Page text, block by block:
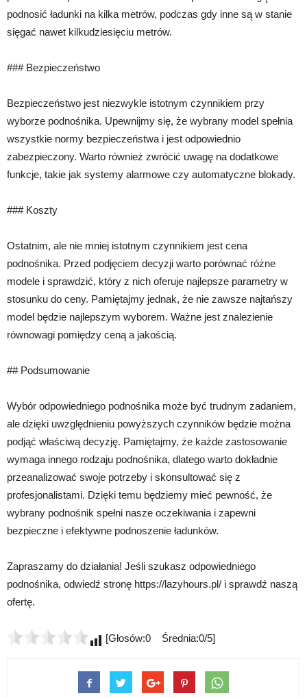
podnosić ładunki na kilka metrów, podczas gdy inne są w stanie
sięgać nawet kilkudziesięciu metrów.
### Bezpieczeństwo
Bezpieczeństwo jest niezwykle istotnym czynnikiem przy
wyborze podnośnika. Upewnijmy się, że wybrany model spełnia
wszystkie normy bezpieczeństwa i jest odpowiednio
zabezpieczony. Warto również zwrócić uwagę na dodatkowe
funkcje, takie jak systemy alarmowe czy automatyczne blokady.
### Koszty
Ostatnim, ale nie mniej istotnym czynnikiem jest cena
podnośnika. Przed podjęciem decyzji warto porównać różne
modele i sprawdzić, który z nich oferuje najlepsze parametry w
stosunku do ceny. Pamiętajmy jednak, że nie zawsze najtańszy
model będzie najlepszym wyborem. Ważne jest znalezienie
równowagi pomiędzy ceną a jakością.
## Podsumowanie
Wybór odpowiedniego podnośnika może być trudnym zadaniem,
ale dzięki uwzględnieniu powyższych czynników będzie można
podjąć właściwą decyzję. Pamiętajmy, że każde zastosowanie
wymaga innego rodzaju podnośnika, dlatego warto dokładnie
przeanalizować swoje potrzeby i skonsultować się z
profesjonalistami. Dzięki temu będziemy mieć pewność, że
wybrany podnośnik spełni nasze oczekiwania i zapewni
bezpieczne i efektywne podnoszenie ładunków.
Zapraszamy do działania! Jeśli szukasz odpowiedniego
podnośnika, odwiedź stronę https://lazyhours.pl/ i sprawdź naszą
ofertę.
[Głosów:0 Średnia:0/5]